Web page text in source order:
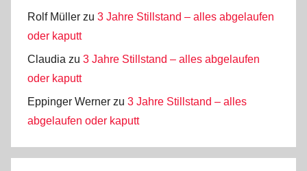
Rolf Müller zu 3 Jahre Stillstand – alles abgelaufen
oder kaputt
Claudia zu 3 Jahre Stillstand – alles abgelaufen
oder kaputt
Eppinger Werner zu 3 Jahre Stillstand – alles
abgelaufen oder kaputt